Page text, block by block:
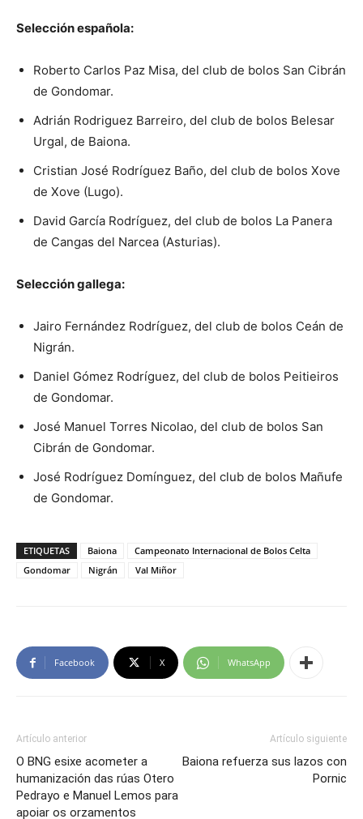
Selección española:
Roberto Carlos Paz Misa, del club de bolos San Cibrán
de Gondomar.
Adrián Rodriguez Barreiro, del club de bolos Belesar
Urgal, de Baiona.
Cristian José Rodríguez Baño, del club de bolos Xove
de Xove (Lugo).
David García Rodríguez, del club de bolos La Panera
de Cangas del Narcea (Asturias).
Selección gallega:
Jairo Fernández Rodríguez, del club de bolos Ceán de
Nigrán.
Daniel Gómez Rodríguez, del club de bolos Peitieiros
de Gondomar.
José Manuel Torres Nicolao, del club de bolos San
Cibrán de Gondomar.
José Rodríguez Domínguez, del club de bolos Mañufe
de Gondomar.
ETIQUETAS Baiona
Campeonato Internacional de Bolos Celta
Gondomar
Nigrán Val Miñor
Facebook X WhatsApp
Artículo anterior
O BNG esixe acometer a
humanización das rúas Otero
Pedrayo e Manuel Lemos para
apoiar os orzamentos
Artículo siguiente
Baiona refuerza sus lazos con
Pornic